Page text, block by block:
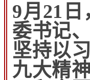
9月21
委书记
坚持以
九大精